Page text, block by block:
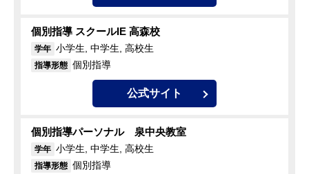
個別指導 スクールIE 高森校
学年 小学生, 中学生, 高校生
指導形態 個別指導
公式サイト
個別指導パーソナル 泉中央教室
学年 小学生, 中学生, 高校生
指導形態 個別指導